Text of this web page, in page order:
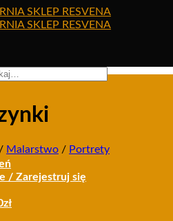
/ Zarejestruj się
zł
/ Malarstwo / Portrety